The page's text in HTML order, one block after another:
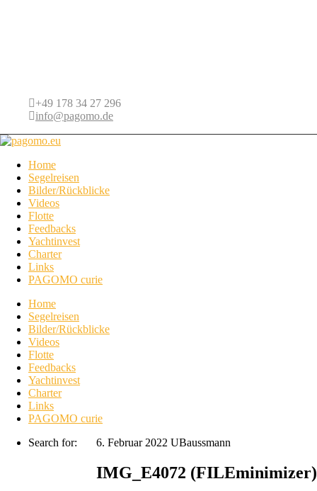
+49 178 34 27 296
info@pagomo.de
Home
Segelreisen
Bilder/Rückblicke
Videos
Flotte
Feedbacks
Yachtinvest
Charter
Links
PAGOMO curie
Home
Segelreisen
Bilder/Rückblicke
Videos
Flotte
Feedbacks
Yachtinvest
Charter
Links
PAGOMO curie
6. Februar 2022 UBaussmann
IMG_E4072 (FILEminimizer)
Search for: